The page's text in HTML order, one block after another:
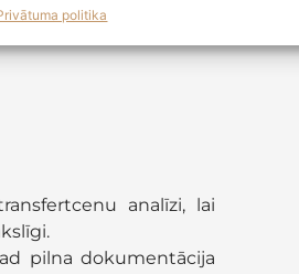
politika
tiek uzskatīti par
analīzi, lai
pilna dokumentācija